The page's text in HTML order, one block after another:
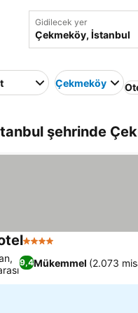
Gidilecek yer
Çekmeköy
şehrinde
4 Yıldız
9,4Mükemmel (2.073